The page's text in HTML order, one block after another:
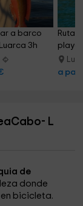
a barco
3h
Ruta
playa
90m
a
L
de
donde
bicicleta.